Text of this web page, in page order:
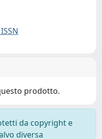
prodotto.
da copyright e
diversa